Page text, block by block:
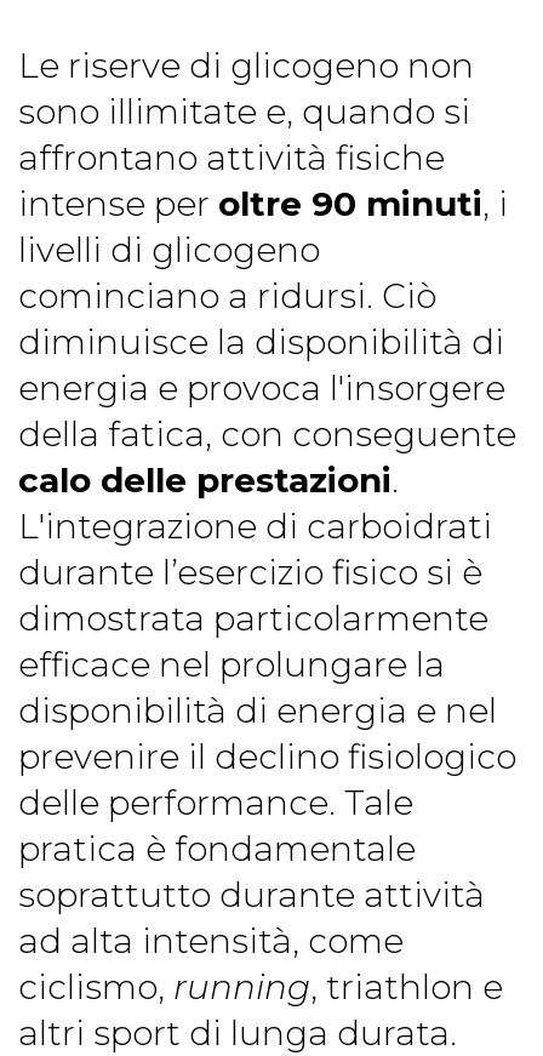
Le riserve di glicogeno non
sono illimitate e, quando si
affrontano attività fisiche
intense per oltre 90 minuti, i
livelli di glicogeno
cominciano a ridursi. Ciò
diminuisce la disponibilità di
energia e provoca l'insorgere
della fatica, con conseguente
calo delle prestazioni.
L'integrazione di carboidrati
durante l’esercizio fisico si è
dimostrata particolarmente
efficace nel prolungare la
disponibilità di energia e nel
prevenire il declino fisiologico
delle performance. Tale
pratica è fondamentale
soprattutto durante attività
ad alta intensità, come
ciclismo, running, triathlon e
altri sport di lunga durata.